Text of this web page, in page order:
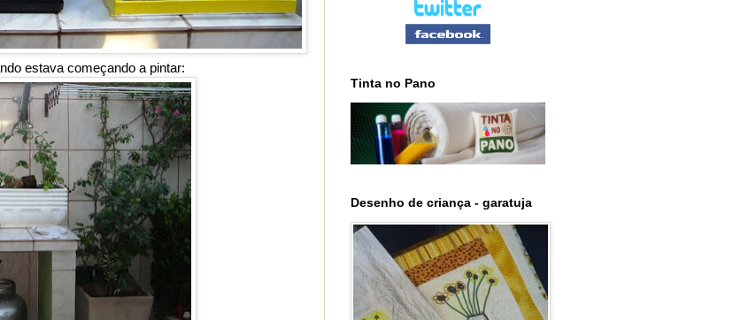
estava começando a pintar:
Tinta no Pano
Desenho de criança - garatuja